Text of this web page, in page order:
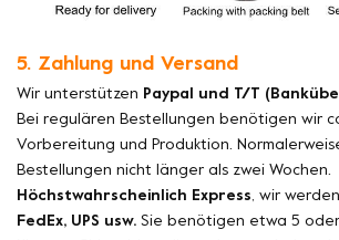
5. Zahlung und Versand
Wir unterstützen Paypal und T/T
Bei regulären Bestellungen benötigen wir
Vorbereitung und Produktion.
Bestellungen nicht länger als zwei Wochen.
Höchstwahrscheinlich Express, wir
FedEx, UPS usw. Sie benötigen etwa 5